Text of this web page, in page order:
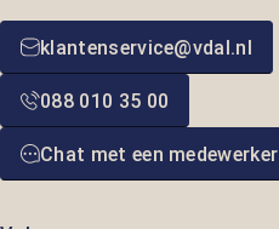
klantenservice@vdal.nl
088 010 35 00
Chat met een medewerker